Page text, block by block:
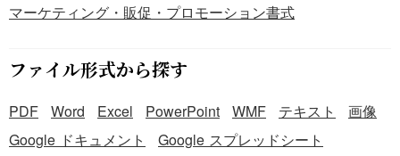
マーケティング・販促・プロモーション書式
ファイル形式から探す
PDF Word Excel PowerPoint WMF テキスト
画像
Google ドキュメント
Google スプレッドシート